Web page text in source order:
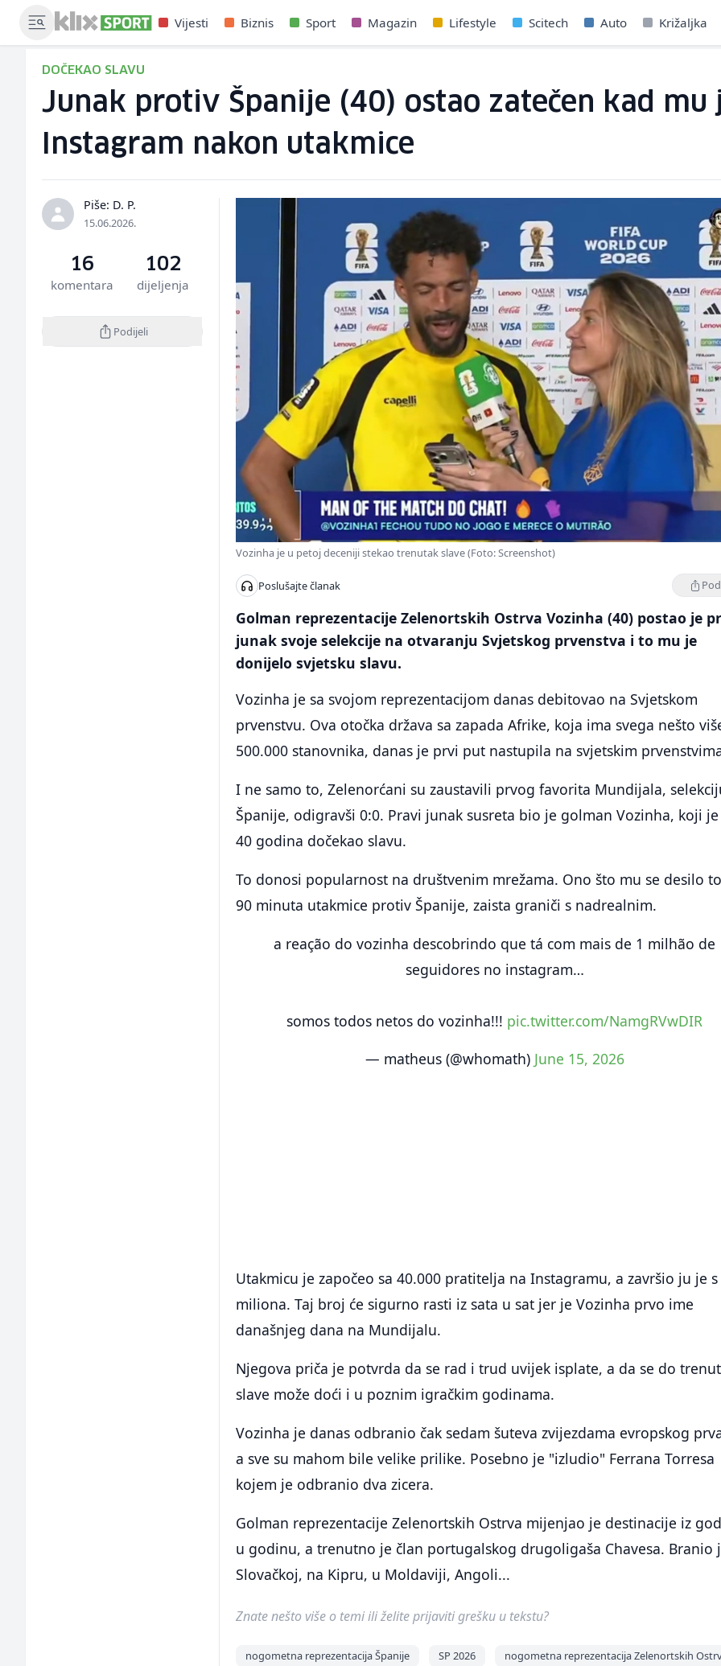
Vijesti Biznis Sport Magazin Lifestyle Scitech Auto Križaljka
DOČEKAO SLAVU
Junak protiv Španije (40) ostao zatečen kad
Instagram nakon utakmice
Piše: D. P.
15.06.2026.
16
komentara
102
dijeljenja
Podijeli
Vozinha je u petoj deceniji stekao trenutak slave (Foto: Screenshot)
Poslušajte članak
Golman reprezentacije Zelenortskih Ostrva Vozinha (40) postao je
junak svoje selekcije na otvaranju Svjetskog prvenstva i to mu je
donijelo svjetsku slavu.
Vozinha je sa svojom reprezentacijom danas debitovao na Svjetskom
prvenstvu. Ova otočka država sa zapada Afrike, koja ima svega nešto
500.000 stanovnika, danas je prvi put nastupila na svjetskim
I ne samo to, Zelenorćani su zaustavili prvog favorita Mundijala,
Španije, odigravši 0:0. Pravi junak susreta bio je golman Vozinha, koji je
40 godina dočekao slavu.
To donosi popularnost na društvenim mrežama. Ono što mu se desilo
90 minuta utakmice protiv Španije, zaista graniči s nadrealnim.
a reação do vozinha descobrindo que tá com mais de 1 milhão de
seguidores no instagram…
somos todos netos do vozinha!!! pic.twitter.com/NamgRVwDIR
— matheus (@whomath) June 15, 2026
Utakmicu je započeo sa 40.000 pratitelja na Instagramu, a završio ju je s
miliona. Taj broj će sigurno rasti iz sata u sat jer je Vozinha prvo ime
današnjeg dana na Mundijalu.
Njegova priča je potvrda da se rad i trud uvijek isplate, a da se do
slave može doći i u poznim igračkim godinama.
Vozinha je danas odbranio čak sedam šuteva zvijezdama evropskog
a sve su mahom bile velike prilike. Posebno je "izludio" Ferrana Torresa
kojem je odbranio dva zicera.
Golman reprezentacije Zelenortskih Ostrva mijenjao je destinacije iz
u godinu, a trenutno je član portugalskog drugoligaša Chavesa. Branio
Slovačkoj, na Kipru, u Moldaviji, Angoli...
Znate nešto više o temi ili želite prijaviti grešku u tekstu?
nogometna reprezentacija Španije SP 2026
nogometna reprezentacija Zelenortskih